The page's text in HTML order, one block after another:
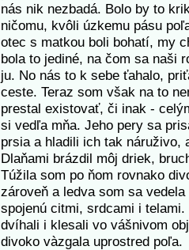
nás nik nezbadá. Bolo by to
ničomu, kvôli úzkemu pásu
otec s matkou boli bohatí, my
bola to jediné, na čom sa naši
ju. No nás to k sebe ťahalo,
ceste. Teraz som však na to
prestal existovať, či inak -
si vedľa mňa. Jeho pery sa
prsia a hladili ich tak náruživo,
Dlaňami brázdil môj driek,
Túžila som po ňom rovnako
zároveň a ledva som sa
spojenú citmi, srdcami i
dvíhali i klesali vo vášnivom
divoko vàzgala uprostred poľa.